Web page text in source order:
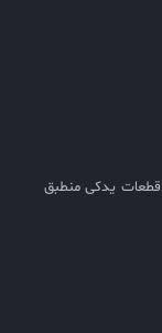
قطعات یدکی منطبق